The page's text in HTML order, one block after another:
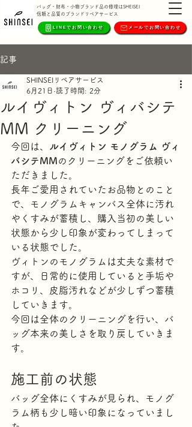
バッグ・財布・小物ブランド品の修理はSHEISEI
信頼と品質のブランドリペアサービス
LINEでお問い合わせ メールでお問い合わせ
記事
ルイヴィトン ヴィバシテ
MM クリーニング
SHINSEIリペアサービス
6月21日 読了時間: 2分
今回は、
ルイヴィトン モノグラム ヴィ
バシテMMのクリーニングをご依頼い
ただきました。
長年ご愛用されていたお品物とのこと
で、モノグラムキャンバス全体に汚れ
やくすみが蓄積し、購入当初の美しい
状態から少し印象が変わってしまって
いる状態でした。
ヴィトンのモノグラムは丈夫な素材で
すが、日常的に使用していると手垢や
ホコリ、皮脂汚れなどが少しずつ蓄積
していきます。
今回は全体のクリーニングを行い、バ
ッグ本来の美しさを取り戻していきま
す。
施工前の状態
バッグ全体にくすみが見られ、モノグ
ラム柄も少し暗い印象になっていまし